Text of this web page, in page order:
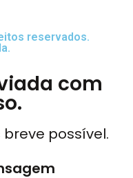
reservados.
com
possível.